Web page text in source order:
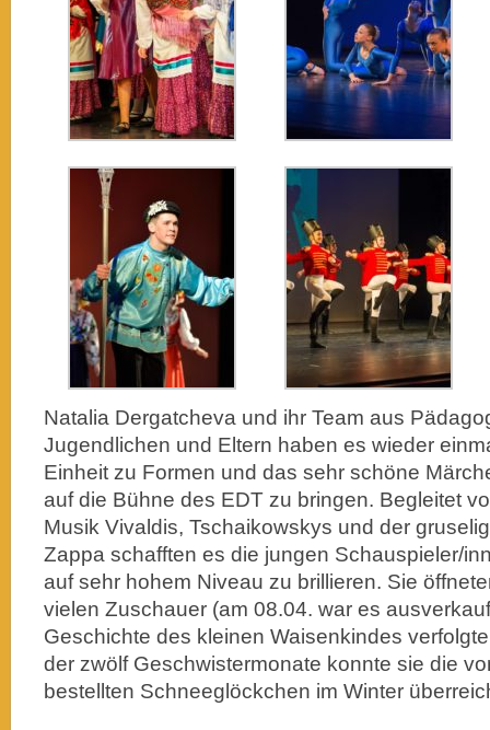
Natalia Dergatcheva und ihr Team aus
Jugendlichen und Eltern haben es wieder
Einheit zu Formen und das sehr schöne
auf die Bühne des EDT zu bringen. Begleitet
Musik Vivaldis, Tschaikowskys und der
Zappa schafften es die jungen Schauspieler/
auf sehr hohem Niveau zu brillieren. Sie
vielen Zuschauer (am 08.04. war es
Geschichte des kleinen Waisenkindes
der zwölf Geschwistermonate konnte sie die
bestellten Schneeglöckchen im Winter